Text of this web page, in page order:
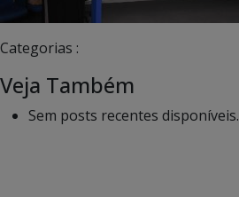
Categorias :
Veja Também
Sem posts recentes disponíveis.